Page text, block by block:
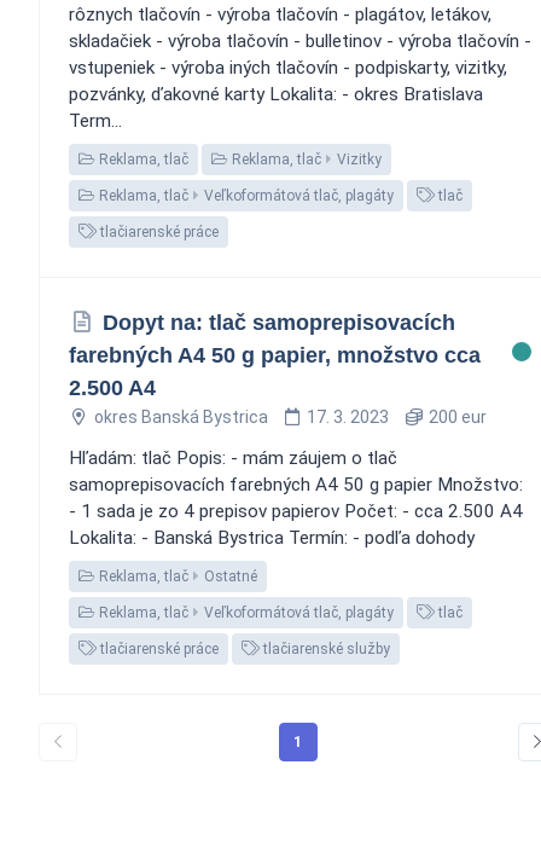
rôznych tlačovín - výroba tlačovín - plagátov, letákov,
skladačiek - výroba tlačovín - bulletinov - výroba tlačovín -
vstupeniek - výroba iných tlačovín - podpiskarty, vizitky,
pozvánky, ďakovné karty Lokalita: - okres Bratislava
Term...
Reklama, tlač Reklama, tlač Vizitky
Reklama, tlač Veľkoformátová tlač, plagáty tlač
tlačiarenské práce
Dopyt na: tlač samoprepisovacích
farebných A4 50 g papier, množstvo cca
2.500 A4
okres Banská Bystrica 17. 3. 2023 200 eur
Hľadám: tlač Popis: - mám záujem o tlač
samoprepisovacích farebných A4 50 g papier Množstvo:
- 1 sada je zo 4 prepisov papierov Počet: - cca 2.500 A4
Lokalita: - Banská Bystrica Termín: - podľa dohody
Reklama, tlač Ostatné
Reklama, tlač Veľkoformátová tlač, plagáty tlač
tlačiarenské práce tlačiarenské služby
1